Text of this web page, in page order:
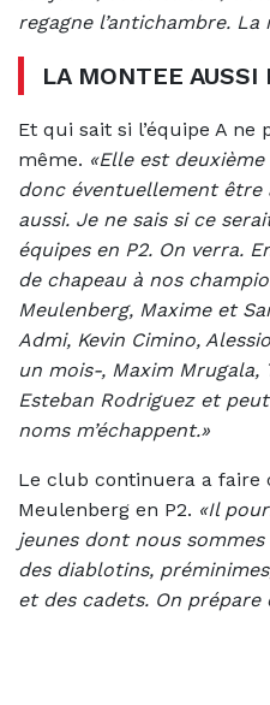
regagne l’antichambre.
LA MONTEE AUSSI
Et qui sait si l’équipe A
même. «Elle est
donc éventuellement
aussi. Je ne sais si ce
équipes en P2. On verra.
de chapeau à nos
Meulenberg, Maxime et
Admi, Kevin Cimino,
un mois-, Maxim Mrugala,
Esteban Rodriguez et
noms m’échappent.»
Le club continuera a faire
Meulenberg en P2. «Il
jeunes dont nous
des diablotins,
et des cadets. On prépare